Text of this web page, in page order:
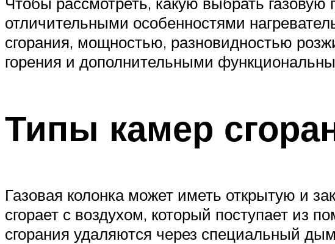
отличительными особенностями
сгорания, мощностью, разновидностью
горения и дополнительными
Типы камер
Газовая колонка может иметь открытую и
сгорает с воздухом, который поступает из
сгорания удаляются через специальный